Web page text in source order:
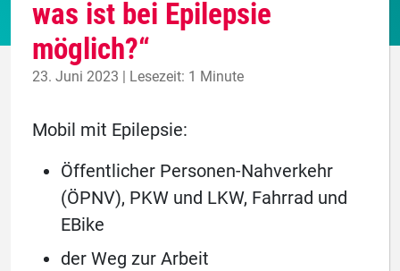
was ist bei Epilepsie
möglich?“
23. Juni 2023 | Lesezeit: 1 Minute
Mobil mit Epilepsie:
Öffentlicher Personen-Nahverkehr
(ÖPNV), PKW und LKW, Fahrrad und
EBike
der Weg zur Arbeit